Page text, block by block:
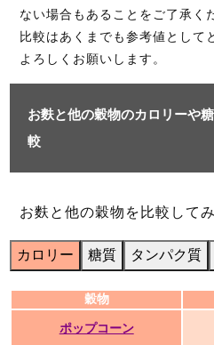
ない場合もあることをご了承く
比較はあくまでも参考値として
よろしくお願いします。
お麩と他の穀物のカロリーや
較
お麩と他の穀物を比較して
カロリー 糖質 タンパク質
穀物
ポップコーン